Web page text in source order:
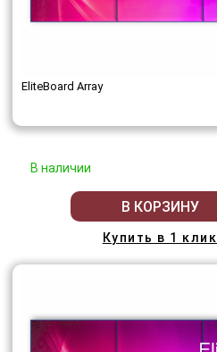
EliteBoard Array
В наличии
В КОРЗИНУ
Купить в 1 клик